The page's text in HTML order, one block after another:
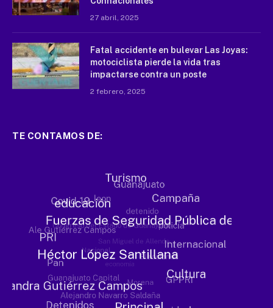
27 abril, 2025
Fatal accidente en bulevar Las Joyas:
motociclista pierde la vida tras
impactarse contra un poste
2 febrero, 2025
TE CONTAMOS DE: